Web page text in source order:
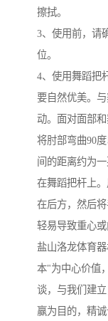
擦拭。
3、使用前，请
位。
4、使用舞蹈把
要自然优美。
动。面对面部
将肘部弯曲90
间的距离约为
在舞蹈把杆上
在后方，然后
轻易导致重心或
盐山洛龙体育
本"为中心价值
谈，与我们建
赢为目的，精诚